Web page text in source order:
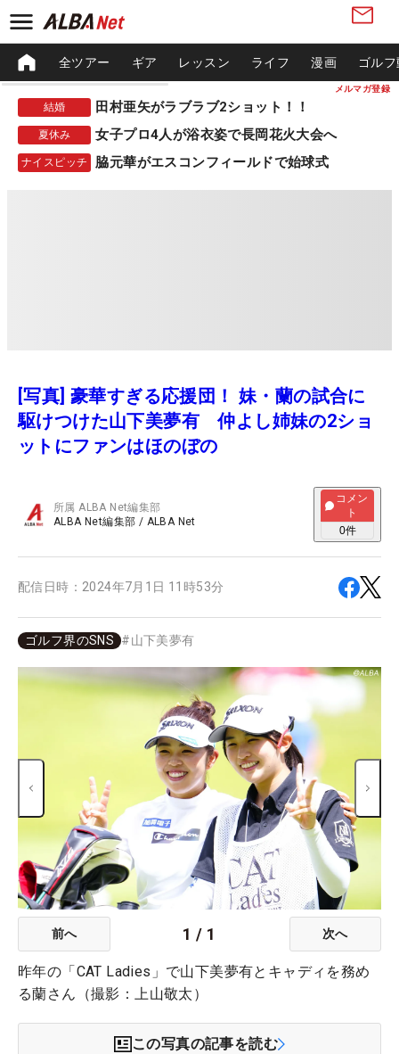
メルマガ登録
全ツアー ギア レッスン ライフ 漫画 ゴル
結婚 田村亜矢がラブラブ2ショット！！
夏休み 女子プロ4人が浴衣姿で長岡花火大会へ
ナイスピッチ 脇元華がエスコンフィールドで始球式
[写真] 豪華すぎる応援団！ 妹・蘭の試合に
駆けつけた山下美夢有 仲よし姉妹の2ショ
ットにファンはほのぼの
所属ALBA Net編集部
ALBA Net編集部 / ALBA Net
コメン
ト
0件
配信日時： 2024年7月1日 11時53分
ゴルフ界のSNS #山下美夢有
前へ 1 / 1 次へ
昨年の「CAT Ladies」で山下美夢有とキャディを務め
る蘭さん（撮影：上山敬太）
この写真の記事を読む